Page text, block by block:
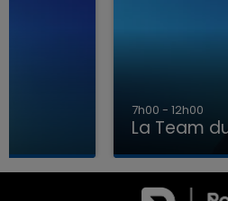
LA
La Team du Week-end